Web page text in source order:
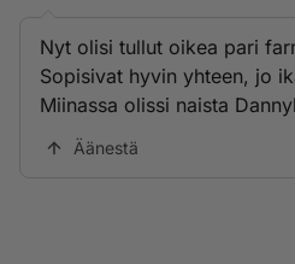
Nyt olisi tullut oikea pari
Sopisivat hyvin yhteen, jo
Miinassa olissi naista
Äänestä